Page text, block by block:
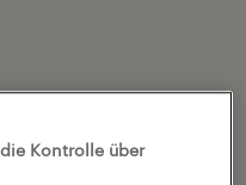
Kontrolle über